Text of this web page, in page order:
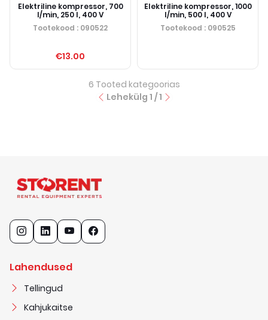
Elektriline kompressor, 700
l/min, 250 l, 400 V
Tootekood : 090522
€13.00
Elektriline kompressor, 1000
l/min, 500 l, 400 V
Tootekood : 090525
6 Tooted kategoorias
Lehekülg 1 /1
Lahendused
Tellingud
Kahjukaitse